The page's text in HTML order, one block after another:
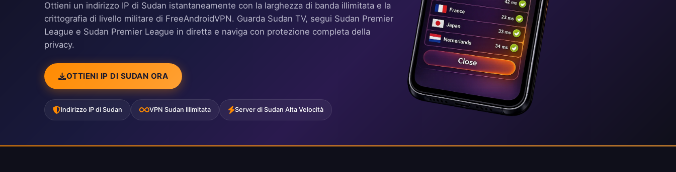
Ottieni un indirizzo IP di Sudan istantaneamente con la larghezza di banda illimitata e la
crittografia di livello militare di FreeAndroidVPN. Guarda Sudan TV, segui Sudan Premier
League e Sudan Premier League in diretta e naviga con protezione completa della
privacy.
OTTIENI IP DI SUDAN ORA
Indirizzo IP di Sudan VPN Sudan Illimitata Server di Sudan Alta Velocità